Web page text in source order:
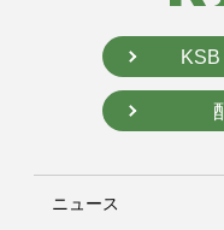
ニュース